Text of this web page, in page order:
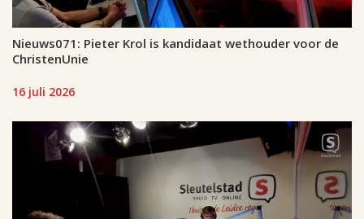
Nieuws071: Pieter Krol is kandidaat wethouder voor de
ChristenUnie
16 juli 2026